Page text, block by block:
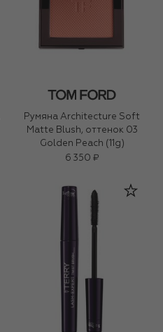
Румяна Architecture Soft
Matte Blush, оттенок 03
Golden Peach (11g)
6 350 ₽